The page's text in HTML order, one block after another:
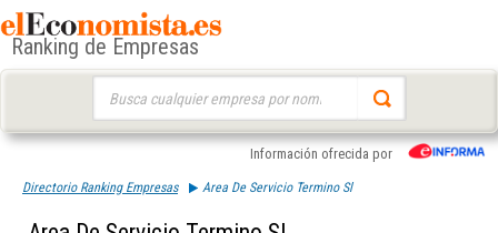
Ranking de Empresas
Información ofrecida por
Directorio Ranking Empresas Area De Servicio Termino Sl